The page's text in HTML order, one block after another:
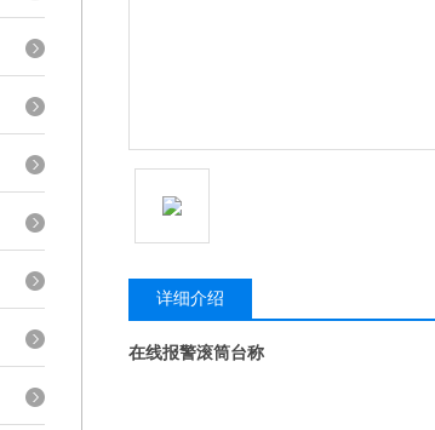
详细介绍
在线报警滚筒台称